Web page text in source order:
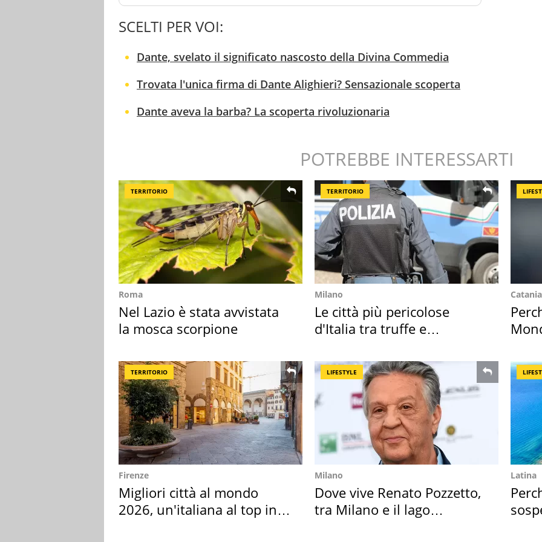
SCELTI PER VOI:
Dante, svelato il significato nascosto della Divina Commedia
Trovata l'unica firma di Dante Alighieri? Sensazionale scoperta
Dante aveva la barba? La scoperta rivoluzionaria
POTREBBE INTERESSARTI
TERRITORIO
Roma
Nel Lazio è stata avvistata
la mosca scorpione
TERRITORIO
Milano
Le città più pericolose
d'Italia tra truffe e
Catania
TERRITORIO
Firenze
Migliori città al mondo
2026, un'italiana al top in
LIFESTYLE
Milano
Dove vive Renato Pozzetto,
tra Milano e il lago
Latina